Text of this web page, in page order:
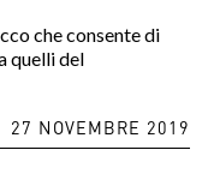
che consente di
quelli del
27 NOVEMBRE 2019